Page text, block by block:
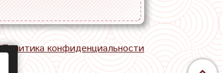
Политика конфиденциальности